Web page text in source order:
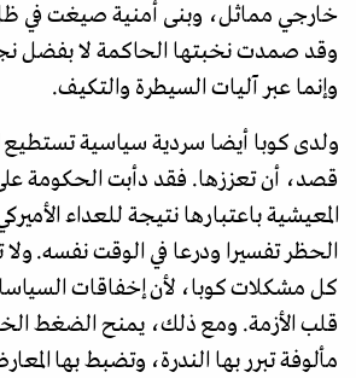
خارجي مماثل، وبنى أمنية صيغت في
وقد صمدت نخبتها الحاكمة لا بفضل
وإنما عبر آليات السيطرة والتكيف.
ولدى كوبا أيضا سردية سياسية
قصد، أن تعززها. فقد دأبت الحكومة
المعيشية باعتبارها نتيجة للعداء
الحظر تفسيرا ودرعا في الوقت نفسه.
كل مشكلات كوبا، لأن إخفاقات
قلب الأزمة. ومع ذلك، يمنح الضغط
مألوفة تبرر بها الندرة، وتضبط بها